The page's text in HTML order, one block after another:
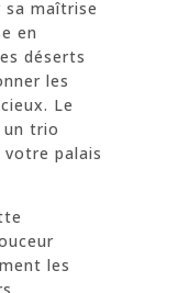
sa maîtrise
en
déserts
les
Le
trio
palais
les